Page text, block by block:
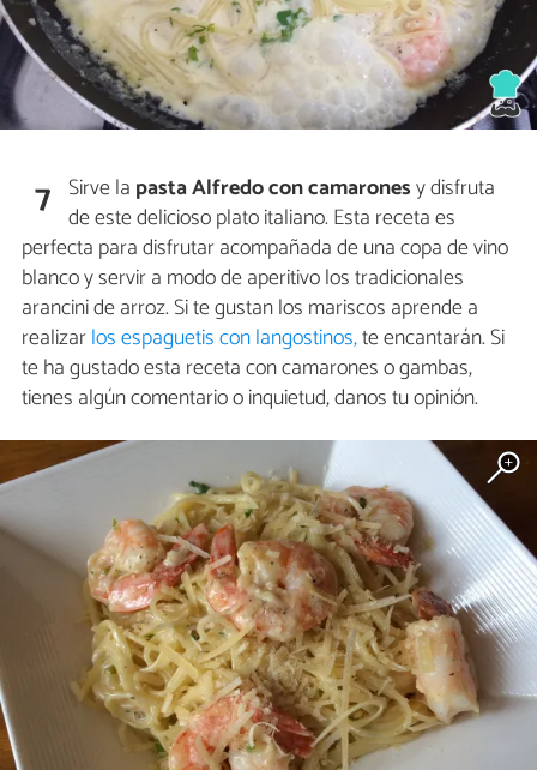
7 Sirve la pasta Alfredo con camaronesy disfruta
de este delicioso plato italiano. Esta receta es
perfecta para disfrutar acompañada de una copa de vino
blanco y servir a modo de aperitivo los tradicionales
arancini de arroz. Si te gustan los mariscos aprende a
realizarlos espaguetis con langostinos,te encantarán. Si
te ha gustado esta receta con camarones o gambas,
tienes algún comentario o inquietud, danos tu opinión.